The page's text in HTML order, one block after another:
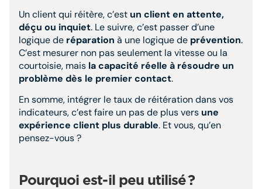
Un client qui réitère, c’est un client en attente,
déçu ou inquiet. Le suivre, c’est passer d’une
logique de réparation à une logique de prévention.
C’est mesurer non pas seulement la vitesse ou la
courtoisie, mais la capacité réelle à résoudre un
problème dès le premier contact.
En somme, intégrer le taux de réitération dans vos
indicateurs, c’est faire un pas de plus vers une
expérience client plus durable. Et vous, qu’en
pensez-vous ?
Pourquoi est-il peu utilisé?